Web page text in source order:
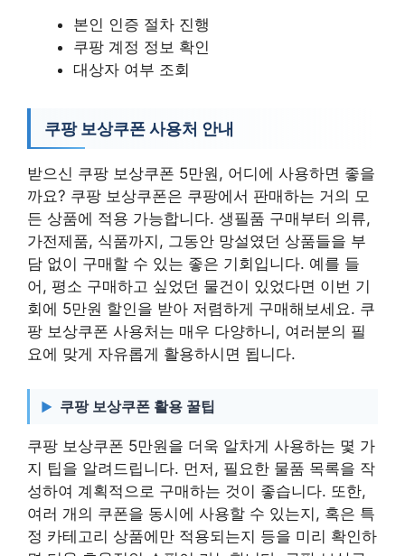
본인 인증 절차 진행
쿠팡 계정 정보 확인
대상자 여부 조회
쿠팡 보상쿠폰 사용처 안내
받으신 쿠팡 보상쿠폰 5만원, 어디에 사용하면 좋을
까요? 쿠팡 보상쿠폰은 쿠팡에서 판매하는 거의 모
든 상품에 적용 가능합니다. 생필품 구매부터 의류,
가전제품, 식품까지, 그동안 망설였던 상품들을 부
담 없이 구매할 수 있는 좋은 기회입니다. 예를 들
어, 평소 구매하고 싶었던 물건이 있었다면 이번 기
회에 5만원 할인을 받아 저렴하게 구매해보세요. 쿠
팡 보상쿠폰 사용처는 매우 다양하니, 여러분의 필
요에 맞게 자유롭게 활용하시면 됩니다.
쿠팡 보상쿠폰 활용 꿀팁
쿠팡 보상쿠폰 5만원을 더욱 알차게 사용하는 몇 가
지 팁을 알려드립니다. 먼저, 필요한 물품 목록을 작
성하여 계획적으로 구매하는 것이 좋습니다. 또한,
여러 개의 쿠폰을 동시에 사용할 수 있는지, 혹은 특
정 카테고리 상품에만 적용되는지 등을 미리 확인하